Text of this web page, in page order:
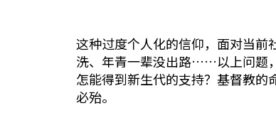
这种过度个人化的信仰，面对当前
洗、年青一辈没出路……以上问题
怎能得到新生代的支持？基督教
必殆。